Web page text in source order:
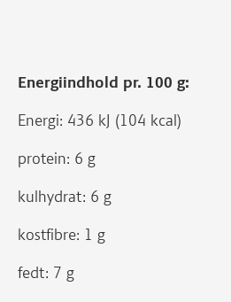
Energiindhold pr. 100 g:
Energi: 436 kJ (104 kcal)
protein: 6 g
kulhydrat: 6 g
kostfibre: 1 g
fedt: 7 g